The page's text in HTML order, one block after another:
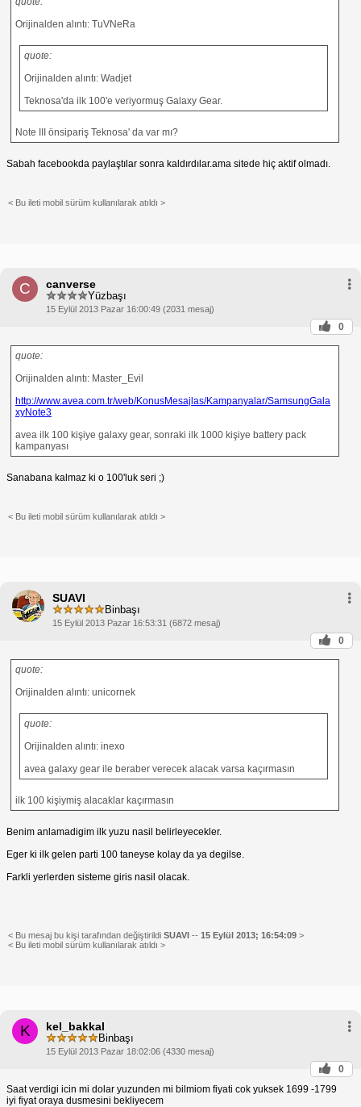
Orijinalden alıntı: TuVNeRa
quote:
Orijinalden alıntı: Wadjet
Teknosa'da ilk 100'e veriyormuş Galaxy Gear.
Note III önsipariş Teknosa' da var mı?
Sabah facebookda paylaştılar sonra kaldırdılar.ama sitede hiç aktif olmadı.
< Bu ileti mobil sürüm kullanılarak atıldı >
C canverse
Yüzbaşı
15 Eylül 2013 Pazar 16:00:49 (2031 mesaj)
0
quote:
Orijinalden alıntı: Master_Evil
http://www.avea.com.tr/web/KonusMesajlas/Kampanyalar/SamsungGala
xyNote3
avea ilk 100 kişiye galaxy gear, sonraki ilk 1000 kişiye battery pack
kampanyası
Sanabana kalmaz ki o 100'luk seri ;)
< Bu ileti mobil sürüm kullanılarak atıldı >
SUAVI
Binbaşı
15 Eylül 2013 Pazar 16:53:31 (6872 mesaj)
0
quote:
Orijinalden alıntı: unicornek
quote:
Orijinalden alıntı: inexo
avea galaxy gear ile beraber verecek alacak varsa kaçırmasın
ilk 100 kişiymiş alacaklar kaçırmasın
Benim anlamadigim ilk yuzu nasil belirleyecekler.
Eger ki ilk gelen parti 100 taneyse kolay da ya degilse.
Farkli yerlerden sisteme giris nasil olacak.
< Bu mesaj bu kişi tarafından değiştirildi SUAVI -- 15 Eylül 2013; 16:54:09 >
< Bu ileti mobil sürüm kullanılarak atıldı >
K kel_bakkal
Binbaşı
15 Eylül 2013 Pazar 18:02:06 (4330 mesaj)
0
Saat verdigi icin mi dolar yuzunden mi bilmiom fiyati cok yuksek 1699 -1799
iyi fiyat oraya dusmesini bekliyecem